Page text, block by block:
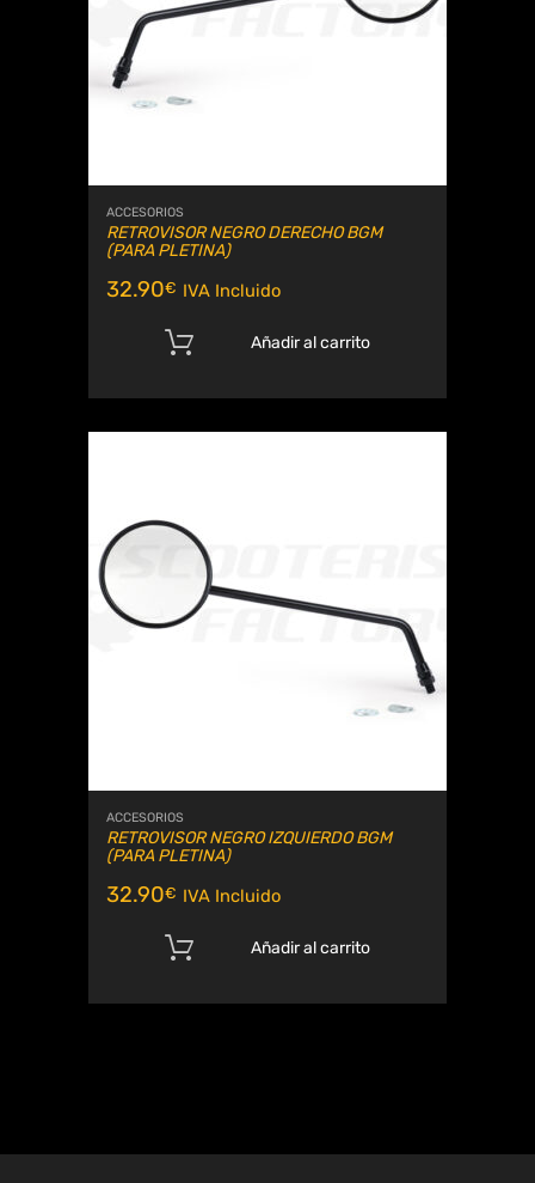
ACCESORIOS
RETROVISOR NEGRO DERECHO BGM
(PARA PLETINA)
32.90€ IVA Incluido
Añadir al carrito
ACCESORIOS
RETROVISOR NEGRO IZQUIERDO BGM
(PARA PLETINA)
32.90€ IVA Incluido
Añadir al carrito